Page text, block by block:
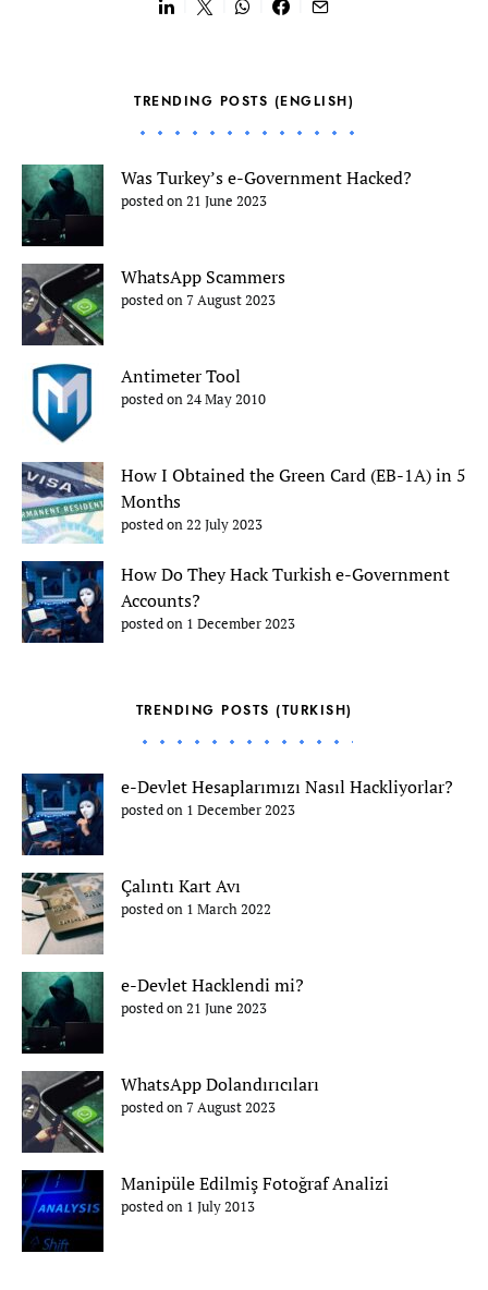
TRENDING POSTS (ENGLISH)
Was Turkey’s e-Government Hacked?
posted on 21 June 2023
WhatsApp Scammers
posted on 7 August 2023
Antimeter Tool
posted on 24 May 2010
How I Obtained the Green Card (EB-1A) in 5
Months
posted on 22 July 2023
How Do They Hack Turkish e-Government
Accounts?
posted on 1 December 2023
TRENDING POSTS (TURKISH)
e-Devlet Hesaplarımızı Nasıl Hackliyorlar?
posted on 1 December 2023
Çalıntı Kart Avı
posted on 1 March 2022
e-Devlet Hacklendi mi?
posted on 21 June 2023
WhatsApp Dolandırıcıları
posted on 7 August 2023
Manipüle Edilmiş Fotoğraf Analizi
posted on 1 July 2013